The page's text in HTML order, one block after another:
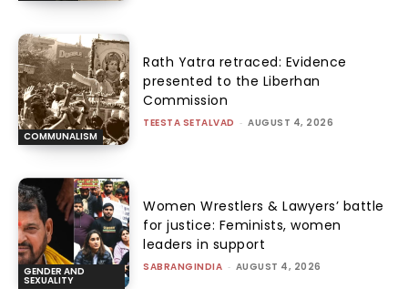
COMMUNALISM
Rath Yatra retraced: Evidence
presented to the Liberhan
Commission
TEESTA SETALVAD - AUGUST 4, 2026
GENDER AND
SEXUALITY
Women Wrestlers & Lawyers’ battle
for justice: Feminists, women
leaders in support
SABRANGINDIA - AUGUST 4, 2026